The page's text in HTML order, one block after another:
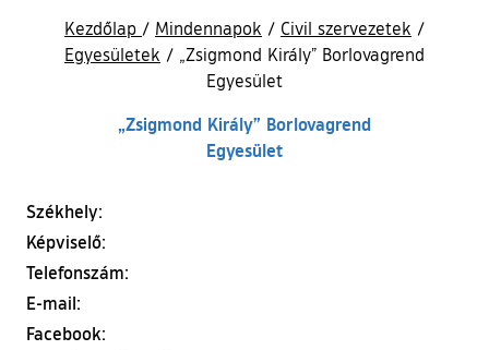
Kezdőlap / Mindennapok / Civil szervezetek /
Egyesületek / „Zsigmond Király” Borlovagrend
Egyesület
„Zsigmond Király” Borlovagrend
Egyesület
Székhely:
Képviselő:
Telefonszám:
E-mail:
Facebook: